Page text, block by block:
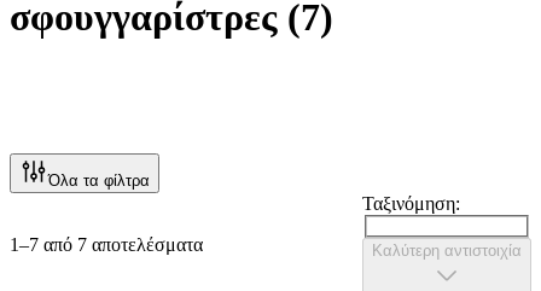
σφουγγαρίστρες (7)
Όλα τα φίλτρα
1–7 από 7 αποτελέσματα
Ταξινόμηση:
Καλύτερη αντιστοιχία